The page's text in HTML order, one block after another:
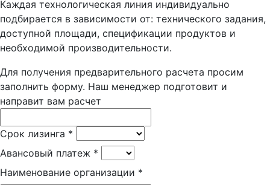
Каждая технологическая линия индивидуально
подбирается в зависимости от: технического задания,
доступной площади, спецификации продуктов и
необходимой производительности.
Для получения предварительного расчета просим
заполнить форму. Наш менеджер подготовит и
направит вам расчет
Срок лизинга *
Авансовый платеж *
Наименование организации *